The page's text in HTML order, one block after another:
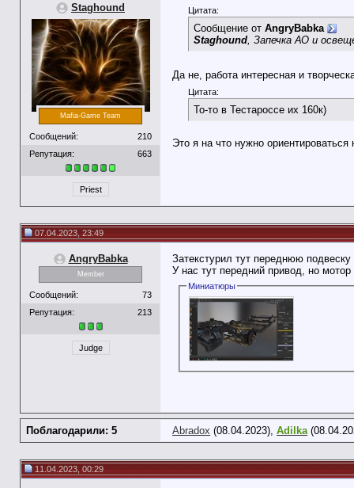
Staghound
Mafia-Game Team
Сообщений:
210
Репутация:
663
Priest
Цитата:
Сообщение от AngryBabka
Staghound, Запечка АО и
Да не, работа интересная и
Цитата:
То-то в Тестароссе их 160к)
Это я на что нужно
07.04.2023, 23:49
AngryBabka
Member
Сообщений:
73
Репутация:
213
Judge
Затекстурил тут переднюю
У нас тут передний привод, но
Миниатюры
Поблагодарили: 5 Abradox (08.04.2023), Adilka
11.04.2023, 00:29